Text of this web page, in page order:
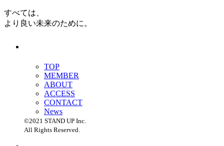
すべては、
より良い未来のために。
TOP
MEMBER
ABOUT
ACCESS
CONTACT
News
©2021 STAND UP Inc.
All Rights Reserved.